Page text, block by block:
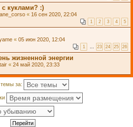
куклами? :)
« 16 сен 2020, 22:04
1 2 3 4 5
« 05 июн 2020, 12:04
1 … 23 24 25 26
жизненной энергии
« 24 май 2020, 23:33
за: